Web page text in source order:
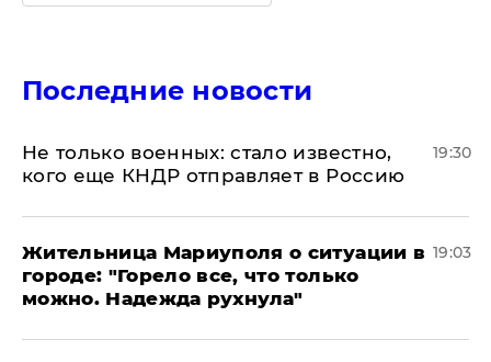
Последние новости
Не только военных: стало известно,
кого еще КНДР отправляет в Россию
19:30
Жительница Мариуполя о ситуации в
городе: "Горело все, что только
можно. Надежда рухнула"
19:03